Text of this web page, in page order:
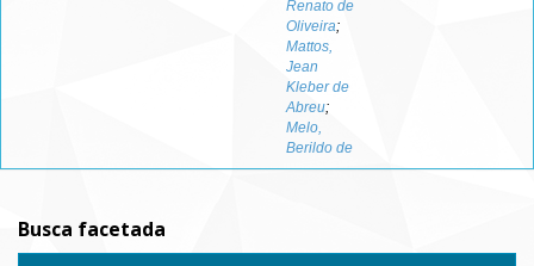
Renato de
Oliveira;
Mattos,
Jean
Kleber de
Abreu;
Melo,
Berildo de
Busca facetada